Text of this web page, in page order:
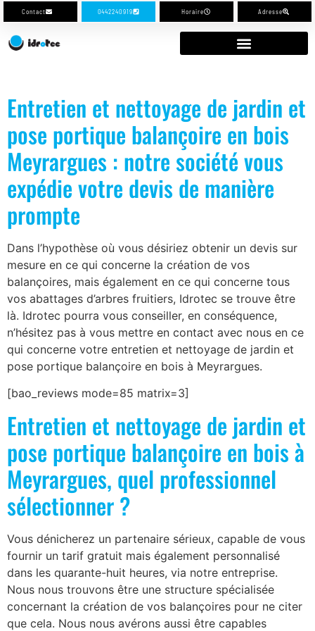
Contact 0442240919 Horaire Adresse
Entretien et nettoyage de jardin et
pose portique balançoire en bois
Meyrargues : notre société vous
expédie votre devis de manière
prompte
Dans l’hypothèse où vous désiriez obtenir un devis sur
mesure en ce qui concerne la création de vos
balançoires, mais également en ce qui concerne tous
vos abattages d’arbres fruitiers, Idrotec se trouve être
là. Idrotec pourra vous conseiller, en conséquence,
n’hésitez pas à vous mettre en contact avec nous en ce
qui concerne votre entretien et nettoyage de jardin et
pose portique balançoire en bois à Meyrargues.
[bao_reviews mode=85 matrix=3]
Entretien et nettoyage de jardin et
pose portique balançoire en bois à
Meyrargues, quel professionnel
sélectionner ?
Vous dénicherez un partenaire sérieux, capable de vous
fournir un tarif gratuit mais également personnalisé
dans les quarante-huit heures, via notre entreprise.
Nous nous trouvons être une structure spécialisée
concernant la création de vos balançoires pour ne citer
que cela. Nous nous avérons aussi être capables